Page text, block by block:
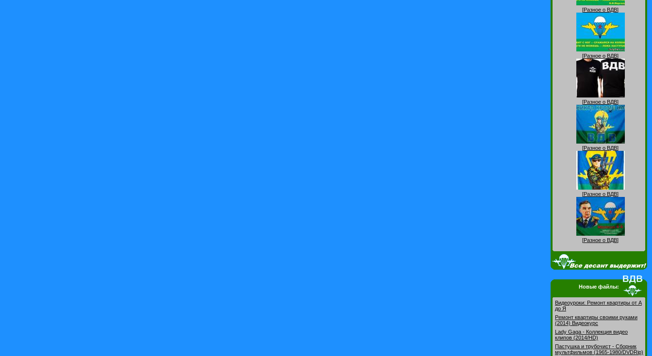
[Разное о ВДВ]
[Разное о ВДВ]
[Разное о ВДВ]
[Разное о ВДВ]
[Разное о ВДВ]
[Разное о ВДВ]
Новые файлы:
Видеоуроки: Pемонт квартиры от А
до Я
Ремонт квартиры своими руками
(2014) Видеокурс
Lady Gaga - Коллекция видео
клипов (2014/HD)
Пастушка и трубочист - Сборник
мультфильмов (1965-1980/DVDRip)